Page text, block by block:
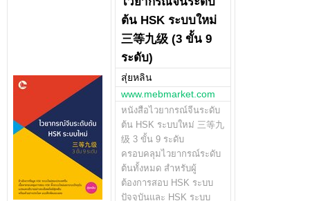
ต้น HSK ระบบใหม่
三等九级 (3 ขั้น 9
ระดับ)
สุ่ยหลิน
www.mebmarket.com
หนังสือไวยากรณ์จีนระดับ
ต้น HSK ระบบใหม่ 三等九
级 3 ขั้น 9 ระดับ
ครอบคลุมไวยากรณ์ระดับ
ต้นทั้งหมด สำหรับผู้
ต้องการสอบ HSK ระบบ
ปัจจุบันและ HSK ระบบ